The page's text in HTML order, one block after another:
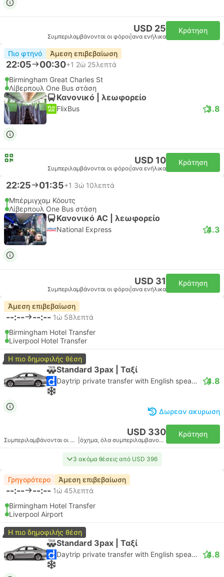
USD 25
Συμπεριλαμβάνονται οι φόροι ανα ενήλικα
Κράτηση
Πιο φτηνό Άμεση επιβεβαίωση
22:05 00:30+1 2ώ 25λεπτά
Birmingham Great Charles St
Λίβερπουλ One Bus στάση
Κανονικό | λεωφορείο
FlixBus 3.8
USD 10
Συμπεριλαμβάνονται οι φόροι ανα ενήλικα
Κράτηση
22:25 01:35+1 3ώ 10λεπτά
Μπέρμιγχαμ Κόουτς
Λίβερπουλ One Bus στάση
Κανονικό AC | λεωφορείο
National Express 4.3
USD 31
Συμπεριλαμβάνονται οι φόροι ανα ενήλικα
Κράτηση
Άμεση επιβεβαίωση
--:-- --:-- 1ώ 58λεπτά
Birmingham Hotel Transfer
Liverpool Hotel Transfer
Η πιο δημοφιλής θέση
Standard 3pax | Ταξί
Daytrip private transfer with English speaking driver 4.8
Δωρεαν ακυρωση
USD 330
Συμπεριλαμβάνονται οι φόροι όχημα, όλα συμπεριλαμβανομένου
Κράτηση
3 ακόμα θέσεις από USD 396
Γρηγορότερο Άμεση επιβεβαίωση
--:-- --:-- 1ώ 45λεπτά
Birmingham Hotel Transfer
Liverpool Airport
Η πιο δημοφιλής θέση
Standard 3pax | Ταξί
Daytrip private transfer with English speaking driver 4.8